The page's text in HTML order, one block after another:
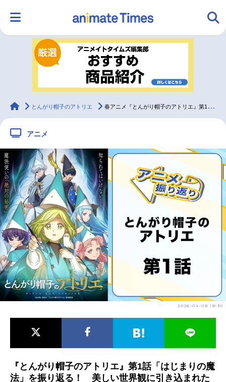
ランキング アニメ
ラジオ
2.5次元 配信・Vtuber トレンド 無料マンガ
最新記事一覧
アニメ記事一覧 声優記事一覧
アニメ映画一覧 実写化映画一覧
今期アニメ曜日別一覧
春アニメ
男性声優/女性声優一覧
animateTimes
とんがり帽子のアトリエ 春アニメ『とんがり帽子のアトリエ』第1話「はじまりの魔法」振り返り｜魔法に隠された“絶対の秘密”とは一体何なのか……？
アニメ
2026-04-08 18:30
『とんがり帽子のアトリエ』第1話「はじまりの魔
法」を振り返る！ 美しい世界観に引き込まれた